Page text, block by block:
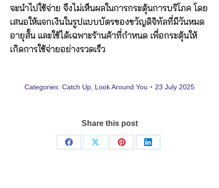
จะนำไปใช้จ่าย จึงไม่เห็นผลในการกระตุ้นการบริโภค โดย
เสนอให้แจกเงินในรูปแบบบัตรของขวัญดิจิทัลที่มีวันหมด
อายุสั้น และใช้ได้เฉพาะร้านค้าที่กำหนด เพื่อกระตุ้นให้
เกิดการใช้จ่ายอย่างรวดเร็ว
Categories: Catch Up Look Around You 23 July 2025
Share this post
Share
Share
Share
Share